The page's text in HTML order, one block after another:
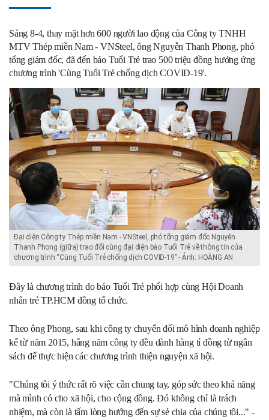
Sáng 8-4, thay mặt hơn 600 người lao động của Công ty TNHH
MTV Thép miền Nam - VNSteel, ông Nguyễn Thanh Phong, phó
tổng giám đốc, đã đến báo Tuổi Trẻ trao 500 triệu đồng hưởng ứng
chương trình 'Cùng Tuổi Trẻ chống dịch COVID-19'.
Đại diện Công ty Thép miền Nam - VNSteel, phó tổng giám đốc Nguyễn
Thanh Phong (giữa) trao đổi cùng đại diện báo Tuổi Trẻ về thông tin của
chương trình “Cùng Tuổi Trẻ chống dịch COVID-19” - Ảnh: HOÀNG AN
Đây là chương trình dobáo Tuổi Trẻ phối hợp cùng Hội Doanh
nhân trẻ TP.HCM đồng tổ chức.
Theo ông Phong, sau khi công ty chuyển đổi mô hình doanh nghiệp
kể từ năm 2015, hằng năm công ty đều dành hàng tỉ đồng từ ngân
sách để thực hiện các chương trình thiện nguyện xã hội.
"Chúng tôi ý thức rất rõ việc cần chung tay, góp sức theo khả năng
mà mình có cho xã hội, cho cộng đồng. Đó không chỉ là trách
nhiệm, mà còn là tấm lòng hướng đến sự sẻ chia của chúng tôi..." -